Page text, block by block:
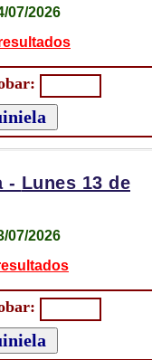
07/2026
- Lunes 13 de
07/2026